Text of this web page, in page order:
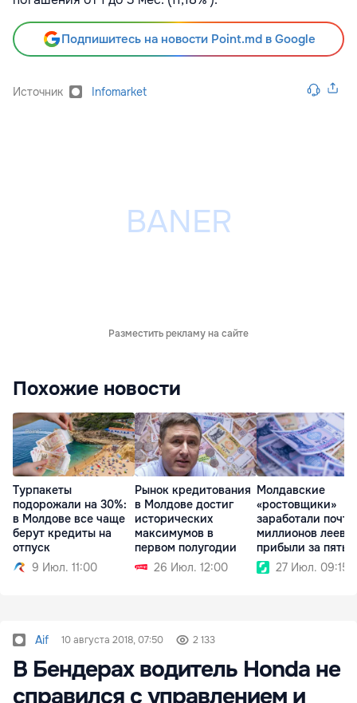
Подпишитесь на новости Point.md в Google
Источник Infomarket
Разместить рекламу на сайте
Похожие новости
Турпакеты
подорожали на 30%:
в Молдове все чаще
берут кредиты на
отпуск
9 Июл. 11:00
Рынок кредитования
в Молдове достиг
исторических
максимумов в
первом полугодии
26 Июл. 12:00
Молдавские
«ростовщики»
заработали почти
миллионов леев
прибыли за пять
месяцев
27 Июл. 09:15
Aif 10 августа 2018, 07:50 2 133
В Бендерах водитель Honda не
справился с управлением и